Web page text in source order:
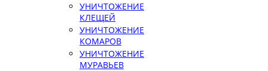
УНИЧТОЖЕНИЕ
КЛЕЩЕЙ
УНИЧТОЖЕНИЕ
КОМАРОВ
УНИЧТОЖЕНИЕ
МУРАВЬЕВ